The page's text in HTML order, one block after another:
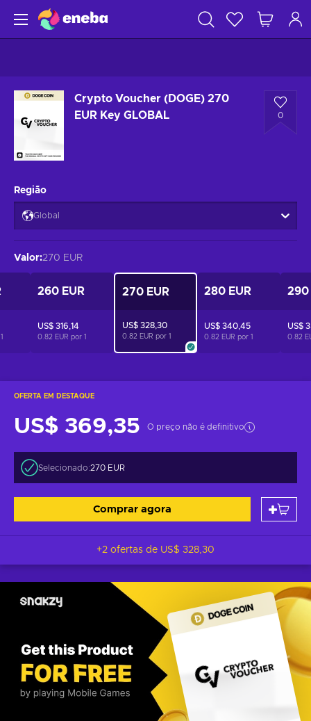
Crypto Voucher (DOGE) 270
EUR Key GLOBAL
0
OFERTA EM DESTAQUE
US$ 369,35 O preço não é definitivo
Selecionado:270 EUR
Comprar agora
+2 ofertas de US$ 328,30
Região
Global
Valor:270 EUR
1
260 EUR
US$ 316,14
0.82 EUR por 1
270 EUR
US$ 328,30
0.82 EUR por 1
280 EUR
US$ 340,45
0.82 EUR por 1
290
US$
0.82